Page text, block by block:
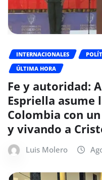
INTERNACIONALES
ÚLTIMA HORA
Fe y autoridad:
Espriella asume
Colombia con
y vivando a
Luis Molero